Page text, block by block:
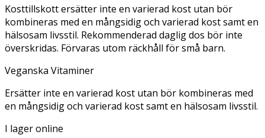
Kosttillskott ersätter inte en varierad kost utan bör
kombineras med en mångsidig och varierad kost samt en
hälsosam livsstil. Rekommenderad daglig dos bör inte
överskridas. Förvaras utom räckhåll för små barn.
Veganska Vitaminer
Ersätter inte en varierad kost utan bör kombineras med
en mångsidig och varierad kost samt en hälsosam livsstil.
I lager online